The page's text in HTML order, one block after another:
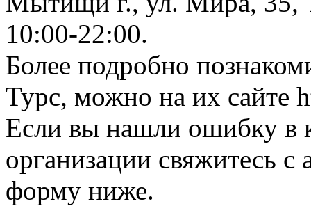
10:00-22:00.
Более подробно
Турс, можно на их сайте
Если вы нашли ошибку в
организации свяжитесь
форму ниже.